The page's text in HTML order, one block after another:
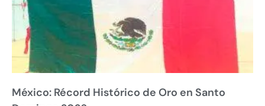
México: Récord Histórico de Oro en Santo